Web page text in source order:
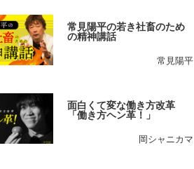
常見陽平の若き社畜のため
の精神講話
常見陽平
面白くて変な働き方改革
「働き方ヘン革！」
岡シャニカマ